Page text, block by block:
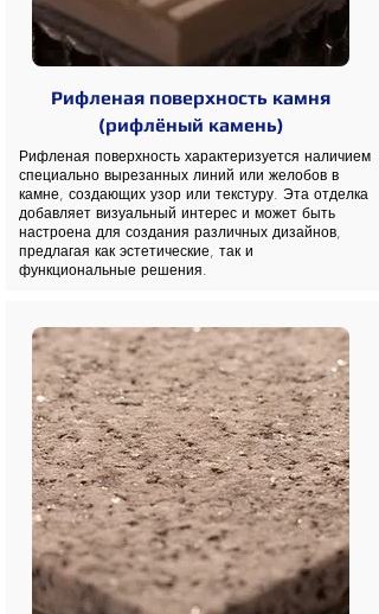
Рифленая поверхность камня
(рифлёный камень)
Рифленая поверхность характеризуется наличием
специально вырезанных линий или желобов в
камне, создающих узор или текстуру. Эта отделка
добавляет визуальный интерес и может быть
настроена для создания различных дизайнов,
предлагая как эстетические, так и
функциональные решения.